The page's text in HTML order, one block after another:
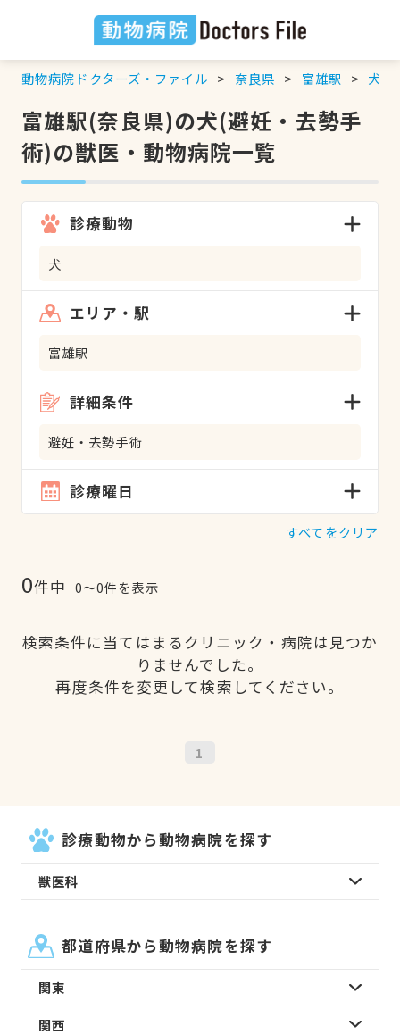
動物病院ドクターズ・ファイル 奈良県 富雄駅 犬
富雄駅(奈良県)の犬(避妊・去勢手
術)の獣医・動物病院一覧
診療動物
犬
エリア・駅
富雄駅
詳細条件
避妊・去勢手術
診療曜日
すべてをクリア
0件中 0〜0件を表示
検索条件に当てはまるクリニック・病院は見つか
りませんでした。
再度条件を変更して検索してください。
1
診療動物から動物病院を探す
獣医科
都道府県から動物病院を探す
関東
関西